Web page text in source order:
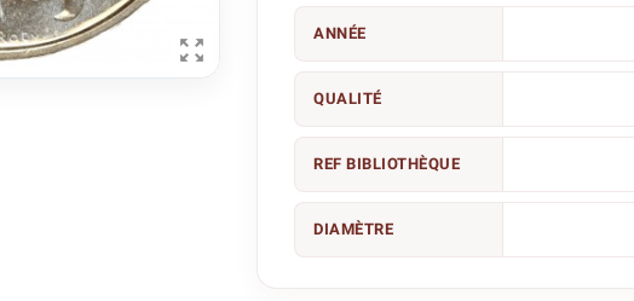

ANNÉE
QUALITÉ
REF BIBLIOTHÈQUE
DIAMÈTRE